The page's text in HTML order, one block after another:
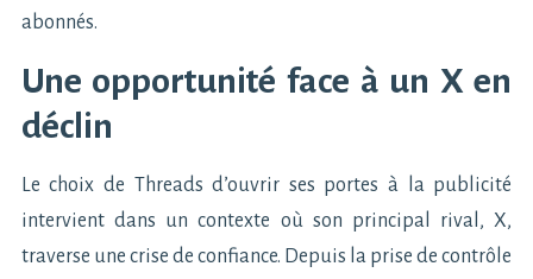
abonnés.
Une opportunité face à un X en
déclin
Le choix de Threads d’ouvrir ses portes à la publicité
intervient dans un contexte où son principal rival, X,
traverse une crise de confiance. Depuis la prise de contrôle